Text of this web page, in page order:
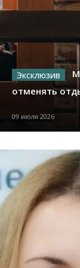
отменять
09 июля 2026